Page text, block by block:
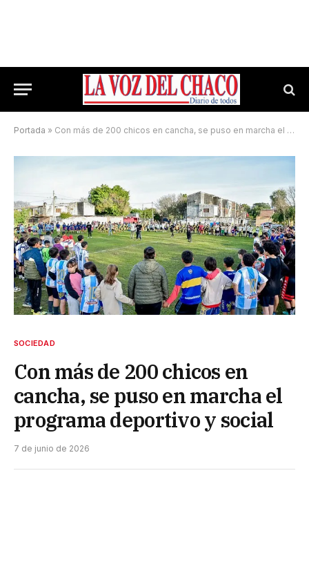
Portada » Con más de 200 chicos en cancha, se puso en marcha el programa deportivo y social
SOCIEDAD
Con más de 200 chicos en
cancha, se puso en marcha el
programa deportivo y social
7 de junio de 2026